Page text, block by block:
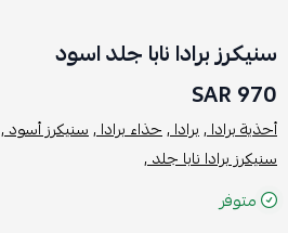
سنيكرز برادا نابا جلد اسود
970 SAR
أحذية برادا ,برادا ,حذاء برادا ,سنيكرز أسود ,
سنيكرز برادا نابا جلد ,
متوفر